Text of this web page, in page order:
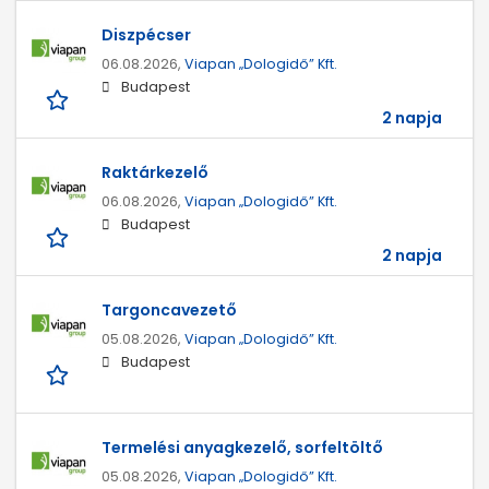
Diszpécser
06.08.2026, Viapan „Dologidő” Kft.
Budapest
2 napja
Raktárkezelő
06.08.2026, Viapan „Dologidő” Kft.
Budapest
2 napja
Targoncavezető
05.08.2026, Viapan „Dologidő” Kft.
Budapest
Termelési anyagkezelő, sorfeltöltő
05.08.2026, Viapan „Dologidő” Kft.